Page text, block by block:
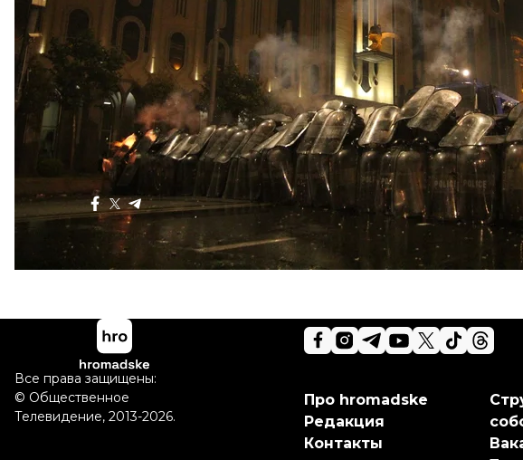
провоцировании конфликта и попытке захвата парламента.
Обстановка в законодательном органе была очень нервной и
журналистов.
В итоге, оппозиция в знак протеста покинула зал заседаний. У
Организаторы обещают возобновить протест как обычно — в
Глава партии «Европейская Грузия» Давид Дарчиашвили
поскольку юридически ни один вопрос, поставленный на
Поделиться:
Про hromadske
Редакция
Контакты
Все права защищены:
© Общественное
Телевидение, 2013-2026.